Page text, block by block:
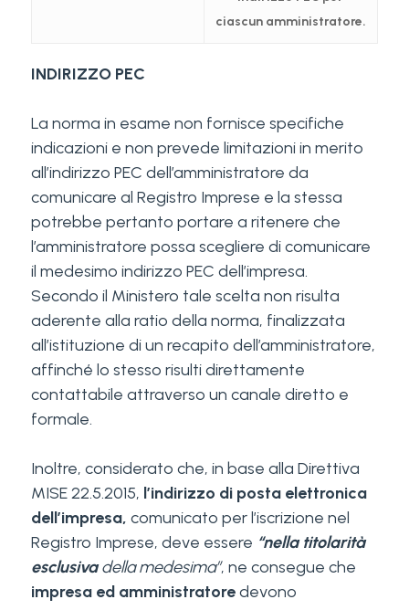
ciascun amministratore.
INDIRIZZO PEC
La norma in esame non fornisce specifiche
indicazioni e non prevede limitazioni in merito
all’indirizzo PEC dell’amministratore da
comunicare al Registro Imprese e la stessa
potrebbe pertanto portare a ritenere che
l’amministratore possa scegliere di comunicare
il medesimo indirizzo PEC dell’impresa.
Secondo il Ministero tale scelta non risulta
aderente alla ratio della norma, finalizzata
all’istituzione di un recapito dell’amministratore,
affinché lo stesso risulti direttamente
contattabile attraverso un canale diretto e
formale.
Inoltre, considerato che, in base alla Direttiva
MISE 22.5.2015, l’indirizzo di posta elettronica
dell’impresa, comunicato per l’iscrizione nel
Registro Imprese, deve essere “nella titolarità
esclusivadella medesima”, ne consegue che
impresa ed amministratoredevono